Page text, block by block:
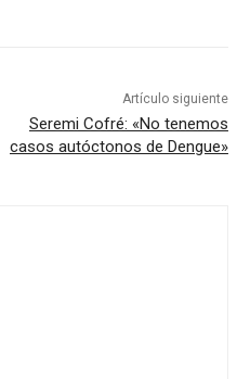
Artículo siguiente
Seremi Cofré: «No tenemos
casos autóctonos de Dengue»